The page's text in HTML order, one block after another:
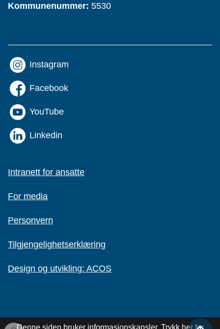
Kommunenummer: 5530
Instagram
Facebook
YouTube
Linkedin
Intranett for ansatte
For media
Personvern
Tilgjengelighetserklæring
Design og utvikling: ACOS
Denne siden bruker informasjonskapsler. Trykk her for